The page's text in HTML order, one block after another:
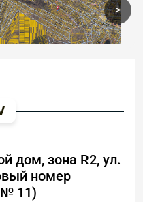
>
дом, зона R2, ул.
номер
№ 11)